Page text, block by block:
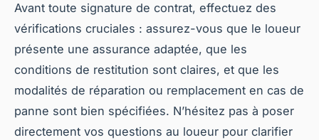
Avant toute signature de contrat, effectuez des
vérifications cruciales : assurez-vous que le loueur
présente une assurance adaptée, que les
conditions de restitution sont claires, et que les
modalités de réparation ou remplacement en cas de
panne sont bien spécifiées. N’hésitez pas à poser
directement vos questions au loueur pour clarifier